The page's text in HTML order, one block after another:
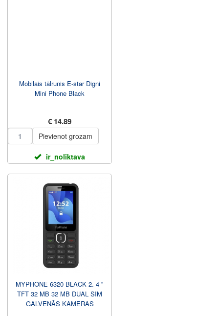
Mobilais tālrunis E-star Digni
Mini Phone Black
€ 14.89
Pievienot grozam
ir_noliktava
MYPHONE 6320 BLACK 2. 4 "
TFT 32 MB 32 MB DUAL SIM
GALVENĀS KAMERAS